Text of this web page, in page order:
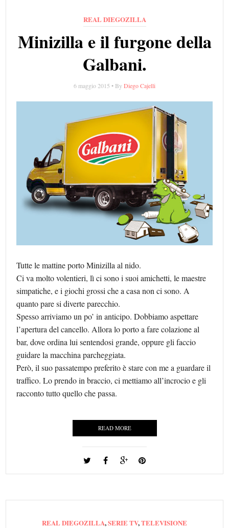
REAL DIEGOZILLA
Minizilla e il furgone della
Galbani.
6 maggio 2015 • By Diego Cajelli
Tutte le mattine porto Minizilla al nido.
Ci va molto volentieri, lì ci sono i suoi amichetti, le maestre
simpatiche, e i giochi grossi che a casa non ci sono. A
quanto pare si diverte parecchio.
Spesso arriviamo un po’ in anticipo. Dobbiamo aspettare
l’apertura del cancello. Allora lo porto a fare colazione al
bar, dove ordina lui sentendosi grande, oppure gli faccio
guidare la macchina parcheggiata.
Però, il suo passatempo preferito è stare con me a guardare il
traffico. Lo prendo in braccio, ci mettiamo all’incrocio e gli
racconto tutto quello che passa.
READ MORE
REAL DIEGOZILLA,SERIE TV,TELEVISIONE